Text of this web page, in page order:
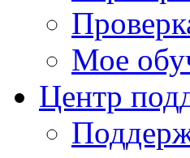
Мое
Центр